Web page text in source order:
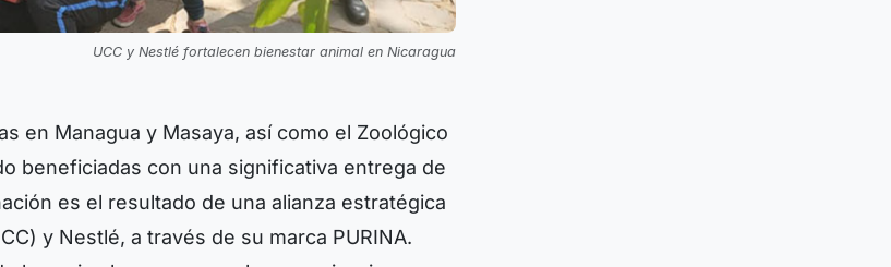
UCC y Nestlé fortalecen bienestar animal en Nicaragua
en Managua y Masaya, así como el Zoológico
beneficiadas con una significativa entrega de
es el resultado de una alianza estratégica
y Nestlé, a través de su marca PURINA.